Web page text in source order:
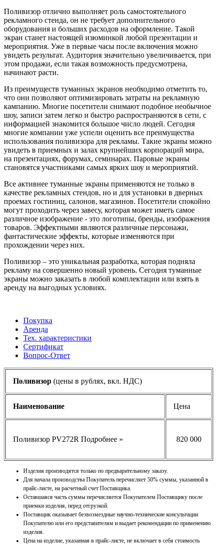
Поливизор отлично выполняет роль самостоятельного
рекламного стенда, он не требует дополнительного
оборудования и больших расходов на оформление. Такой
экран станет настоящей изюминкой любой презентации и
мероприятия. Уже в первые часы после включения можно
увидеть результат. Аудитория значительно увеличивается, при
этом продажи, если такая возможность предусмотрена,
начинают расти.
Из преимуществ туманных экранов необходимо отметить то,
что они позволяют оптимизировать затраты на рекламную
кампанию. Многие посетители снимают подобное необычное
шоу, записи затем легко и быстро распространяются в сети, с
информацией знакомится большое число людей. Сегодня
многие компании уже успели оценить все преимущества
использования поливизора для рекламы. Такие экраны можно
увидеть в приемных и залах крупнейших корпораций мира,
на презентациях, форумах, семинарах. Паровые экраны
становятся участниками самых ярких шоу и мероприятий.
Все активнее туманные экраны применяются не только в
качестве рекламных стендов, но и для установки в дверных
проемах гостиниц, салонов, магазинов. Посетители спокойно
могут проходить через завесу, которая может иметь самое
различное изображение - это логотипы, бренды, изображения
товаров. Эффектными являются различные персонажи,
фантастические эффекты, которые изменяются при
прохождении через них.
Поливизор – это уникальная разработка, которая подняла
рекламу на совершенно новый уровень. Сегодня туманные
экраны можно заказать в любой комплектации или взять в
аренду на выгодных условиях.
Покупка
Аренда
Тех. характеристики
Сертификат
Вопрос-Ответ
Поливизор (цены в рублях, вкл. НДС)
Наименование Цена
Поливизор PV272R Подробнее » 820 000
Изделия производятся только по предварительному заказу.
Для начала производства Покупатель перечисляет 50% суммы, указанной в
прайс-листе, на расчетный счет Поставщика.
Оставшаяся часть суммы перечисляется Покупателем Поставщику после
приемки изделия, перед отгрузкой.
Поставщик оказывает безвозмездные научно-технические консультации
Покупателю или его представителям и выдает рекомендации по применению
изделия.
Цена на изделие, указанная в прайс-листе, не включает в себя стоимость